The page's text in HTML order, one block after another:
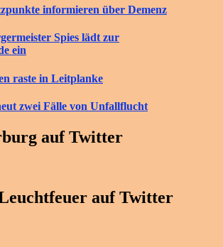
informieren über Demenz
Spies lädt zur
ein
raste in Leitplanke
zwei Fälle von Unfallflucht
auf Twitter
auf Twitter